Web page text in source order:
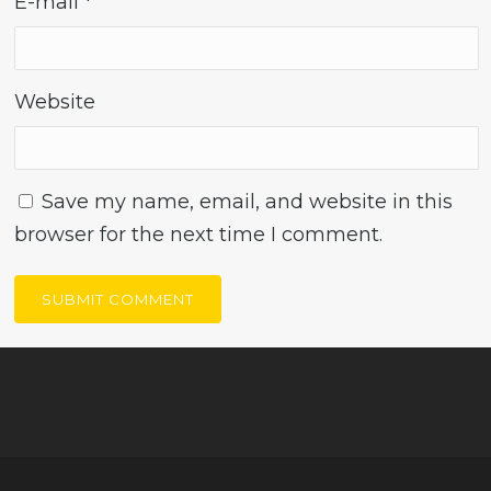
Website
Save my name, email, and website in this
browser for the next time I comment.